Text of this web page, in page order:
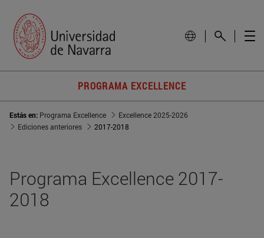
PROGRAMA EXCELLENCE
Estás en: Programa Excellence
Excellence 2025-2026
Ediciones anteriores
2017-2018
Programa Excellence 2017-
2018